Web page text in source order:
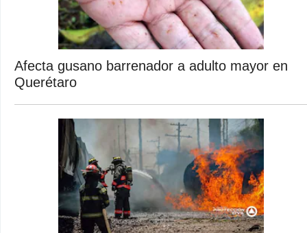
Afecta gusano barrenador a adulto mayor en
Querétaro